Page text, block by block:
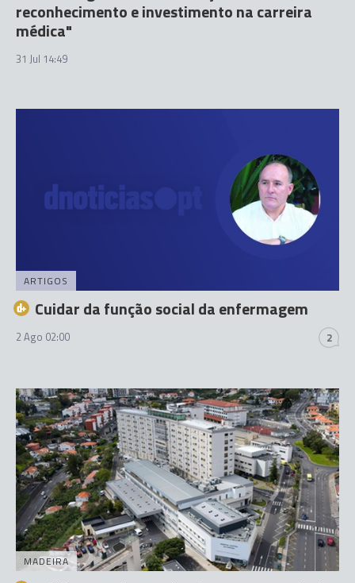
reconhecimento e investimento na carreira
médica"
31 Jul 14:49
ARTIGOS
Cuidar da função social da enfermagem
2 Ago 02:00 2
MADEIRA